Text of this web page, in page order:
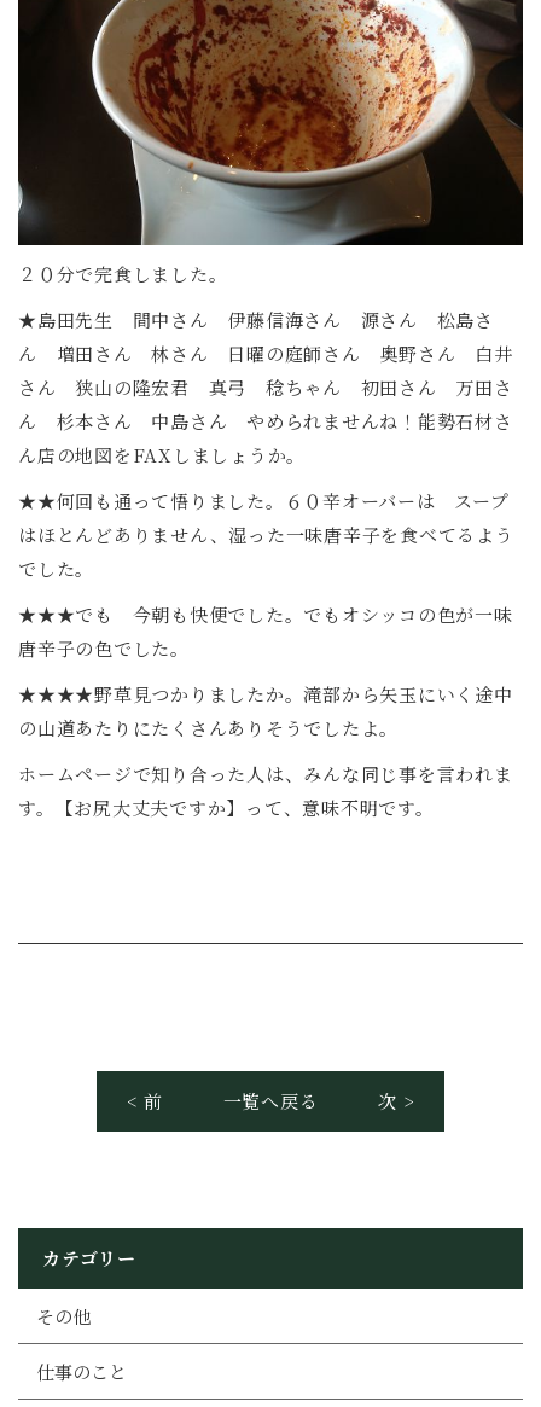
２０分で完食しました。
★島田先生 間中さん 伊藤信海さん 源さん 松島さ
ん 増田さん 林さん 日曜の庭師さん 奥野さん 白井
さん 狭山の隆宏君 真弓 稔ちゃん 初田さん 万田さ
ん 杉本さん 中島さん やめられませんね！能勢石材さ
ん店の地図をFAXしましょうか。
★★何回も通って悟りました。６０辛オーバーは スープ
はほとんどありません、湿った一味唐辛子を食べてるよう
でした。
★★★でも 今朝も快便でした。でもオシッコの色が一味
唐辛子の色でした。
★★★★野草見つかりましたか。滝部から矢玉にいく途中
の山道あたりにたくさんありそうでしたよ。
ホームページで知り合った人は、みんな同じ事を言われま
す。【お尻大丈夫ですか】って、意味不明です。
< 前 一覧へ戻る 次 >
カテゴリー
その他
仕事のこと